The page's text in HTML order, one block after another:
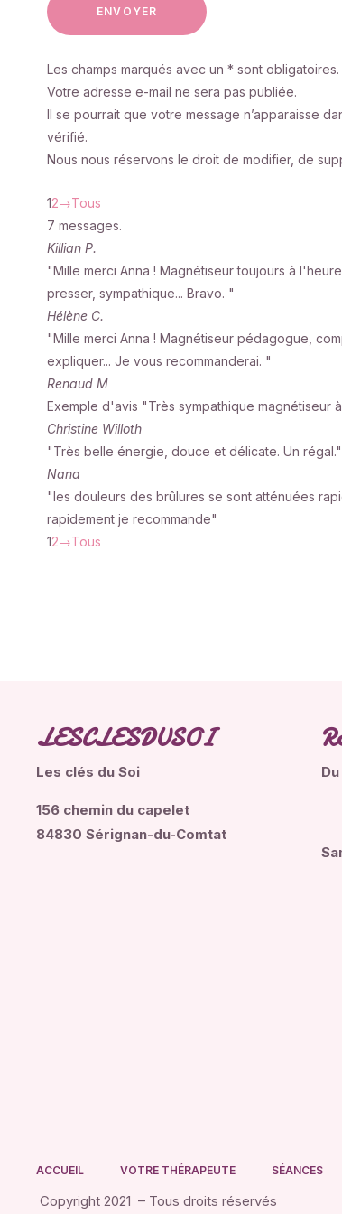
Les champs marqués avec un * sont obligatoires.
Votre adresse e-mail ne sera pas publiée.
Il se pourrait que votre message n’apparaisse
vérifié.
Nous nous réservons le droit de modifier, de
12→Tous
7 messages.
Killian P.
"Mille merci Anna ! Magnétiseur toujours à
presser, sympathique... Bravo. "
Hélène C.
"Mille merci Anna ! Magnétiseur pédagogue,
expliquer... Je vous recommanderai. "
Renaud M
Exemple d'avis "Très sympathique magnétiseur
Christine Willoth
"Très belle énergie, douce et délicate. Un régal."
Nana
"les douleurs des brûlures se sont atténuées
rapidement je recommande"
12→Tous
LESCLESDUSOI
Les clés du Soi
156 chemin du capelet
84830 Sérignan-du-Comtat
ACCUEIL VOTRE THÉRAPEUTE SÉANCES
Copyright 2021 – Tous droits réservés